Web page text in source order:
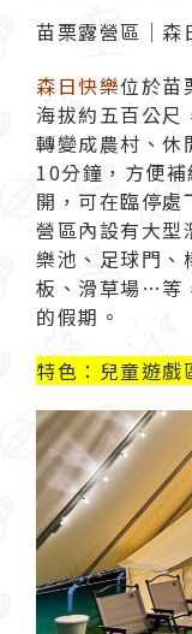
苗栗露營區｜森
森日快樂位於苗
海拔約五百公尺
轉變成農村、休
10分鐘，方便
開，可在臨停處
營區內設有大型
樂池、足球門、
板、滑草場 …等
的假期。
特色：兒童遊戲